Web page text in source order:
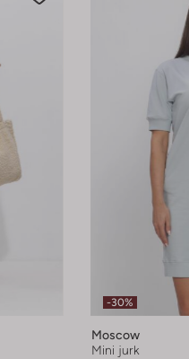
-30%
Moscow
Mini jurk